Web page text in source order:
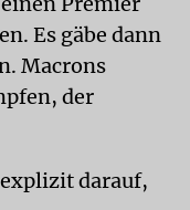
Es gäbe dann
Macrons
der
darauf,